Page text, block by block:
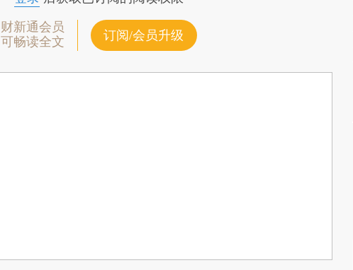
财新通会员
可畅读全文
订阅/会员升级